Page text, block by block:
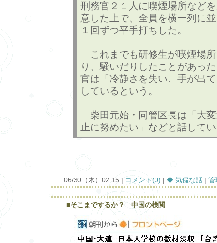
刑務官２１人に喫煙場所など
意した上で、全員を横一列に
１回ずつ平手打ちした。
これまでも研修生が喫煙場
り、騒いだりしたことがあっ
官は「冷静さを失い、手が出
しているという。
柴田元始・同管区長は「大
止に努めたい」などと話して
06/30（木）02:15 | コメント(0) | ◆ 気儘な話 | 管
■そこまでするか？ 中国の検閲